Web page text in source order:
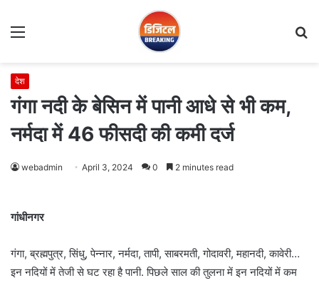
Menu
देश
गंगा नदी के बेसिन में पानी आधे से भी कम,
नर्मदा में 46 फीसदी की कमी दर्ज
webadmin April 3, 2024 0 2 minutes read
गांधीनगर
गंगा, ब्रह्मपुत्र, सिंधु, पेन्नार, नर्मदा, तापी, साबरमती, गोदावरी, महानदी, कावेरी…
इन नदियों में तेजी से घट रहा है पानी. पिछले साल की तुलना में इन नदियों में कम